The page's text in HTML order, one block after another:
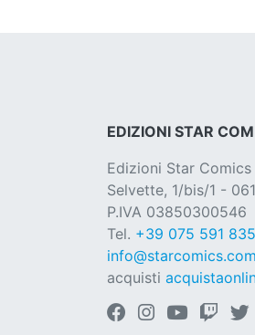
EDIZIONI STAR
Edizioni Star
Selvette, 1/bis/1 -
P.IVA 03850300546
Tel. +39 075 591
info@starcomics.com
acquisti